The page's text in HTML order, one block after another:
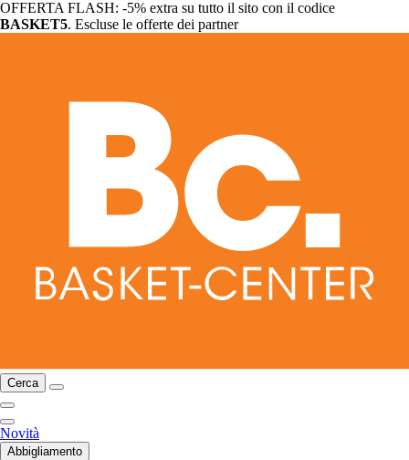
OFFERTA FLASH: -5% extra su tutto il sito con il codice
BASKET5. Escluse le offerte dei partner
Cerca
Novità
Abbigliamento